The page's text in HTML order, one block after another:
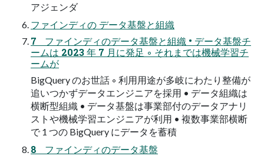
アジェンダ
ファインディの データ基盤と組織
7 ファインディのデータ基盤と組織 • データ基盤チ
ームは 2023 年 7 月に発足 ◦ それまでは機械学習チ
ームが
BigQuery のお世話 ◦ 利用用途が多岐にわたり整備が
追いつかずデータエンジニアを採用 • データ組織は
横断型組織 • データ基盤は事業部付のデータアナリ
ストや機械学習エンジニアが利用 • 複数事業部横断
で 1 つの BigQuery にデータを蓄積
8 ファインディのデータ基盤